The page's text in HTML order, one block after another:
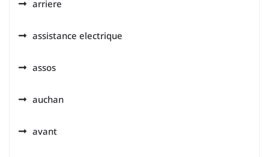
arriere
assistance electrique
assos
auchan
avant